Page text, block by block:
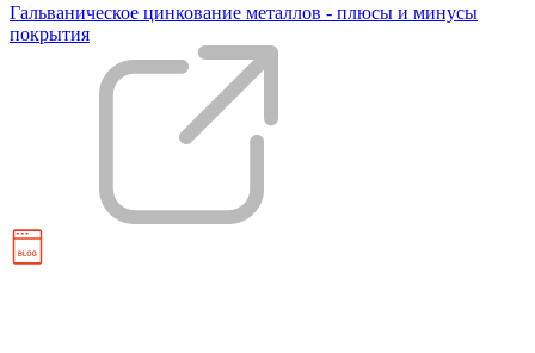
Гальваническое цинкование металлов - плюсы и минусы
покрытия